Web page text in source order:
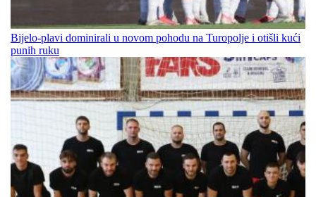
Bijelo-plavi dominirali u novom pohodu na Turopolje i otišli kući
punih ruku